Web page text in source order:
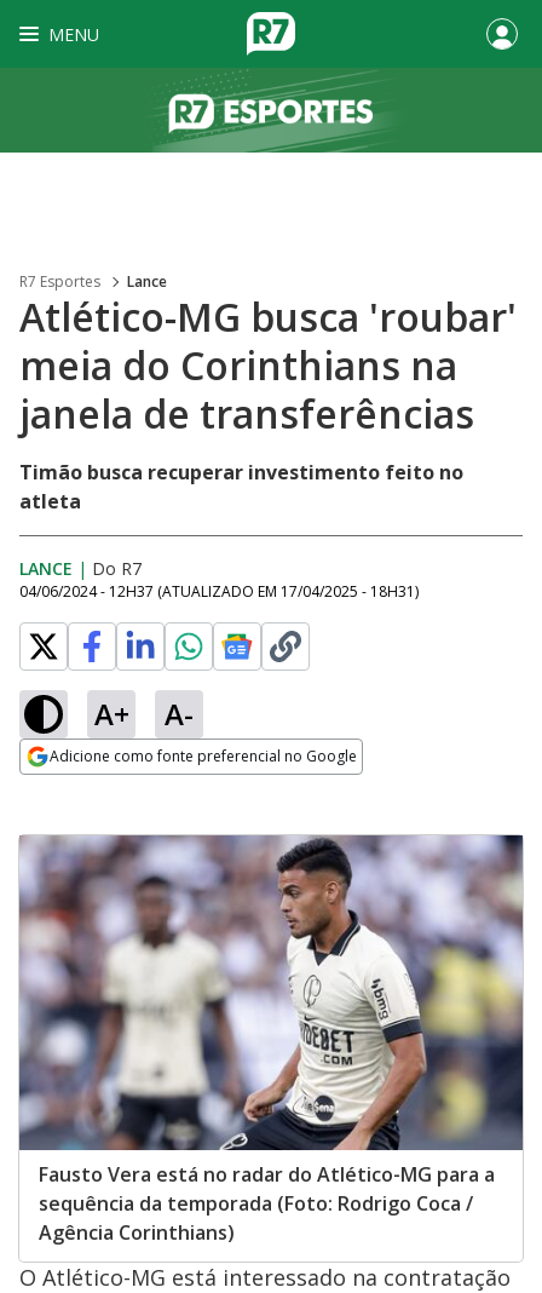
MENU
R7 Esportes Lance
Atlético-MG busca 'roubar'
meia do Corinthians na
janela de transferências
Timão busca recuperar investimento feito no
atleta
LANCE | Do R7
04/06/2024 - 12H37 (ATUALIZADO EM 17/04/2025 - 18H31)
A+ A-
Adicione como fonte preferencial no Google
Fausto Vera está no radar do Atlético-MG para a
sequência da temporada (Foto: Rodrigo Coca /
Agência Corinthians)
O Atlético-MG está interessado na contratação